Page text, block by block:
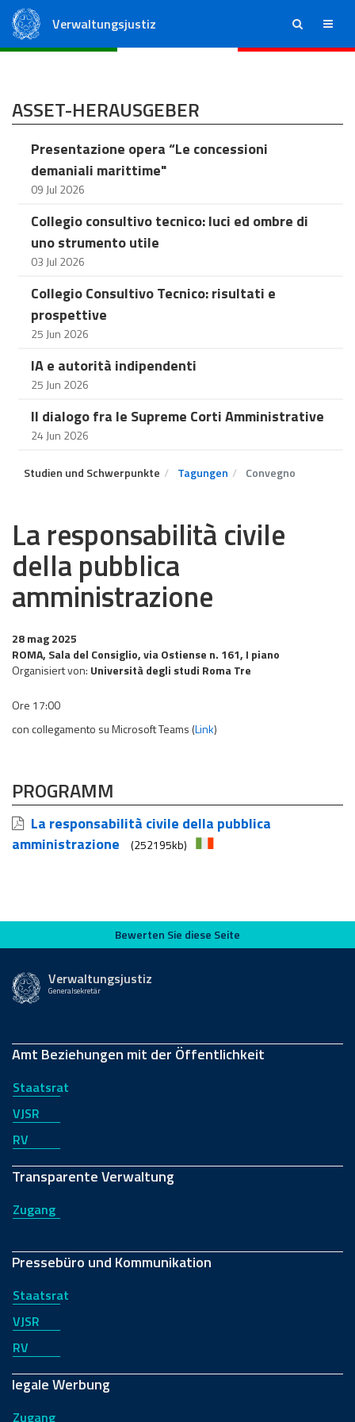
Verwaltungsjustiz ricerca menu
ASSET-HERAUSGEBER
Presentazione opera “Le concessioni
demaniali marittime"
09 Jul 2026
Collegio consultivo tecnico: luci ed ombre di
uno strumento utile
03 Jul 2026
Collegio Consultivo Tecnico: risultati e
prospettive
25 Jun 2026
IA e autorità indipendenti
25 Jun 2026
Il dialogo fra le Supreme Corti Amministrative
24 Jun 2026
Studien und Schwerpunkte Tagungen Convegno
La responsabilità civile
della pubblica
amministrazione
28 mag 2025
ROMA, Sala del Consiglio, via Ostiense n. 161, I piano
Organisiert von: Università degli studi Roma Tre
Ore 17:00
con collegamento su Microsoft Teams (Link)
PROGRAMM
La responsabilità civile della pubblica
amministrazione
(252195kb)
Bewerten Sie diese Seite
Bewerten Sie diese Seite
Verwaltungsjustiz
Generalsekretär
Amt Beziehungen mit der Öffentlichkeit
Staatsrat
VJSR
RV
Transparente Verwaltung
Zugang
Pressebüro und Kommunikation
Staatsrat
VJSR
RV
legale Werbung
Zugang